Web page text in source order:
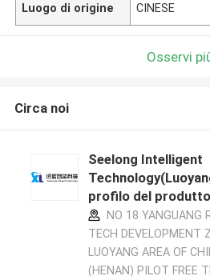
Luogo di origine CINESE
Osservi
Circa noi
Seelong Intelligent
profilo del
NO 18 YANGUANG
TECH DEVELOPMENT
LUOYANG AREA OF
(HENAN) PILOT FREE